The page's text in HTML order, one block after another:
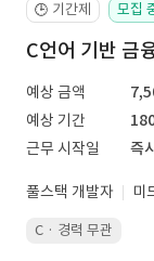
🕒 기간제 모집
C언어 기반 금
예상 금액
예상 기간
근무 시작일
즉
풀스택 개발자 미
C · 경력 무관